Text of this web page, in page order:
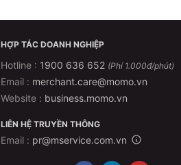
HỢP TÁC DOANH NGHIỆP
Hotline : 1900 636 652 (Phí 1.000đ/phút)
Email : merchant.care@momo.vn
Website : business.momo.vn
LIÊN HỆ TRUYỀN THÔNG
Email : pr@mservice.com.vn